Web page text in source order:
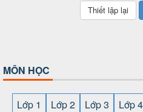
MÔN HỌC
Lớp 1 Lớp 2 Lớp 3 Lớp 4